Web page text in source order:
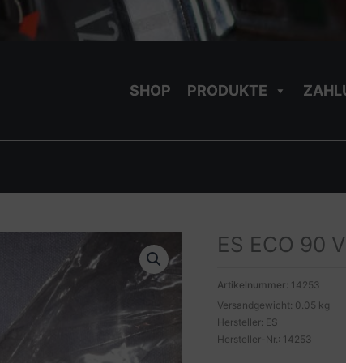
SHOP PRODUKTE
ES ECO 90
Artikelnummer: 14253
Versandgewicht: 0.05 kg
Hersteller: ES
Hersteller-Nr.: 14253